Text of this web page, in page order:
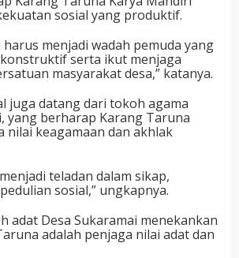
sosial yang produktif.
menjadi wadah pemuda yang
serta ikut menjaga
masyarakat desa,” katanya.
juga datang dari tokoh agama
yang berharap Karang Taruna
nilai keagamaan dan akhlak
teladan dalam sikap,
sosial,” ungkapnya.
adat Desa Sukaramai menekankan
adalah penjaga nilai adat dan